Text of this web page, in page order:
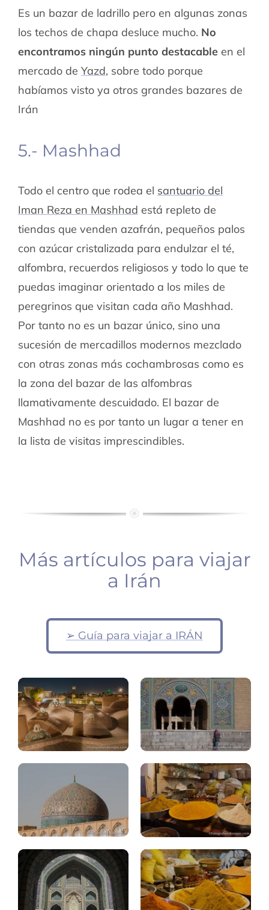
Es un bazar de ladrillo pero en algunas zonas
los techos de chapa desluce mucho. No
encontramos ningún punto destacableen el
mercado de Yazd, sobre todo porque
habíamos visto ya otros grandes bazares de
Irán
5.- Mashhad
Todo el centro que rodea el santuario del
Iman Reza en Mashhad está repleto de
tiendas que venden azafrán, pequeños palos
con azúcar cristalizada para endulzar el té,
alfombra, recuerdos religiosos y todo lo que te
puedas imaginar orientado a los miles de
peregrinos que visitan cada año Mashhad.
Por tanto no es un bazar único, sino una
sucesión de mercadillos modernos mezclado
con otras zonas más cochambrosas como es
la zona del bazar de las alfombras
llamativamente descuidado. El bazar de
Mashhad no es por tanto un lugar a tener en
la lista de visitas imprescindibles.
Más artículos para viajar
a Irán
➢ Guía para viajar a IRÁN
ver
Teheran
Isfahan:
top
10
Bazares
de
Irán
Mashad Kerman
Kaluts:
Bam,